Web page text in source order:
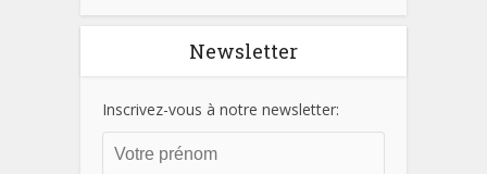
Newsletter
Inscrivez-vous à notre newsletter: